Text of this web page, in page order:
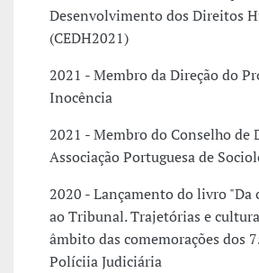
Desenvolvimento dos Direitos
(CEDH2021)
2021 - Membro da Direção do
Inocência
2021 - Membro do Conselho de
Associação Portuguesa de
2020 - Lançamento do livro "Da
ao Tribunal. Trajetórias e
âmbito das comemorações dos
Políciia Judiciária